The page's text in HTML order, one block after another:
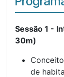
Sessão 1 -
30m)
de